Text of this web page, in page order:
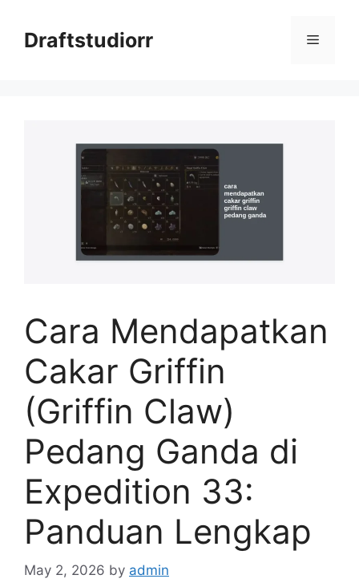
contentDraftstudiorr Menu
Cara Mendapatkan
Cakar Griffin
(Griffin Claw)
Pedang Ganda di
Expedition 33:
Panduan Lengkap
May 2, 2026 by admin